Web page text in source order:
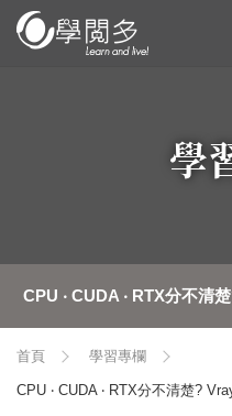
學
CPU ‧ CUDA ‧ RTX分不清
首頁 學習專欄
CPU ‧ CUDA ‧ RTX分不清楚?